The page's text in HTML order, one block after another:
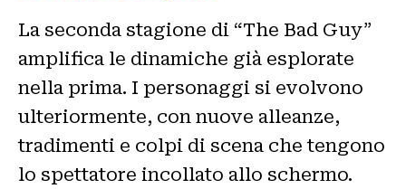
La seconda stagione di “The Bad Guy”
amplifica le dinamiche già esplorate
nella prima. I personaggi si evolvono
ulteriormente, con nuove alleanze,
tradimenti e colpi di scena che tengono
lo spettatore incollato allo schermo.